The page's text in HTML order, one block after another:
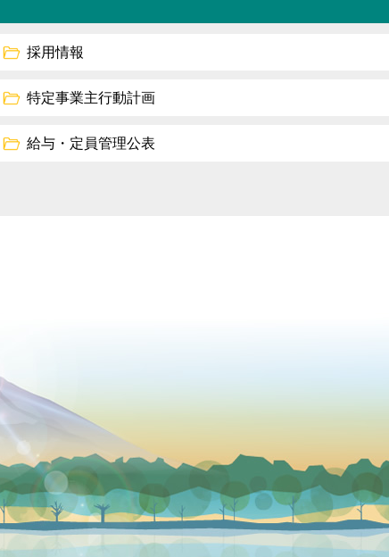
採用情報
特定事業主行動計画
給与・定員管理公表